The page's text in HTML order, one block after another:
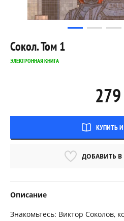
Сокол. Том 1
ЭЛЕКТРОННАЯ КНИГА
КУПИТЬ
ДОБАВИТЬ В
Описание
Знакомьтесь: Виктор Соколов,